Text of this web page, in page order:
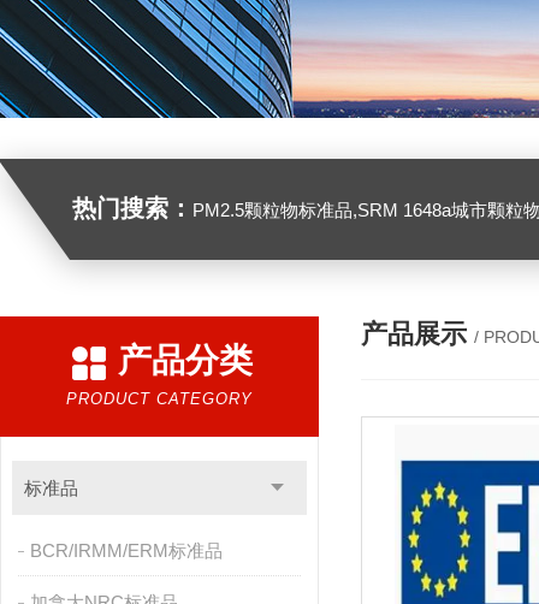
热门搜索： PM2.5颗粒物标准品,SRM 1648a城市颗粒物,SRM 1649B
产品分类
PRODUCT CATEGORY
标准品
BCR/IRMM/ERM标准品
产品展示 /